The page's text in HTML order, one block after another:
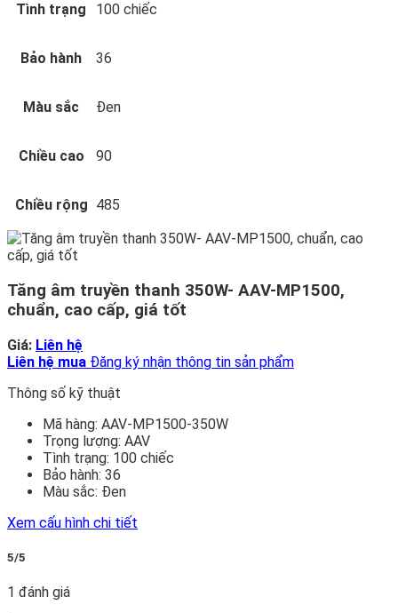
Tình trạng 100 chiếc
Bảo hành 36
Màu sắc Đen
Chiều cao 90
Chiều rộng 485
Tăng âm truyền thanh 350W- AAV-MP1500,
chuẩn, cao cấp, giá tốt
Giá: Liên hệ
Liên hệ mua Đăng ký nhận thông tin sản phẩm
Thông số kỹ thuật
Mã hàng: AAV-MP1500-350W
Trọng lượng: AAV
Tình trạng: 100 chiếc
Bảo hành: 36
Màu sắc: Đen
Xem cấu hình chi tiết
5/5
1 đánh giá